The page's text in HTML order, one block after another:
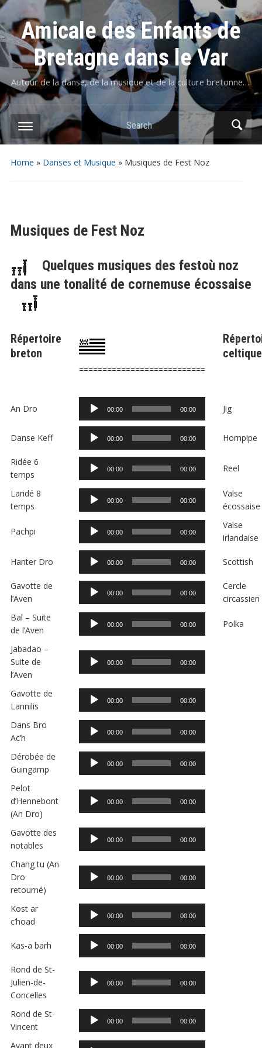
Amicale des Enfants de
Bretagne dans le Var
Autour de la danse, de la musique et de la culture bretonne….
Home » Danses et Musique » Musiques de Fest Noz
Musiques de Fest Noz
Quelques musiques des festoù noz
dans une tonalité de cornemuse écossaise
Répertoire
breton
===========================
celtique
An Dro
Lecteur
audio
00:00 00:00 Jig
Danse Keff
Lecteur
audio
00:00 00:00 Hornpipe
Ridée 6
temps
Lecteur
audio
00:00 00:00 Reel
Laridé 8
temps
Lecteur
audio
00:00 00:00
Valse
écossaise
Pachpi
Lecteur
audio
00:00 00:00
Valse
irlandaise
Hanter Dro
Lecteur
audio
00:00 00:00 Scottish
Gavotte de
l’Aven
Lecteur
audio
00:00 00:00
Cercle
circassien
Bal – Suite
de l’Aven
Lecteur
audio
00:00 00:00 Polka
Jabadao –
Suite de
l’Aven
Lecteur
audio
00:00 00:00
Gavotte de
Lannilis
Lecteur
audio
00:00 00:00
Dans Bro
Ac’h
Lecteur
audio
00:00 00:00
Dérobée de
Guingamp
Lecteur
audio
00:00 00:00
Pelot
d’Hennebont
(An Dro)
Lecteur
audio
00:00 00:00
Gavotte des
notables
Lecteur
audio
00:00 00:00
Chang tu (An
Dro
retourné)
Lecteur
audio
00:00 00:00
Kost ar
c’hoad
Lecteur
audio
00:00 00:00
Kas-a barh
Lecteur
audio
00:00 00:00
Rond de St-
Julien-de-
Concelles
Lecteur
audio
00:00 00:00
Rond de St-
Vincent
Lecteur
audio
00:00 00:00
Avant deux